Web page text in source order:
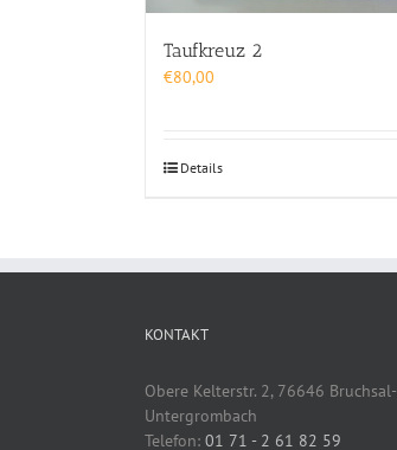
Taufkreuz 2
€80,00
Details
KONTAKT
Obere Kelterstr. 2, 76646 Bruchsal-
Untergrombach
Telefon: 01 71 - 2 61 82 59